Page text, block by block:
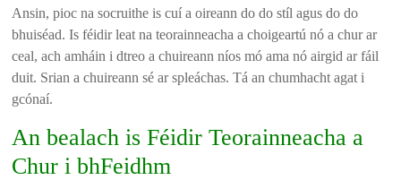
Ansin, pioc na socruithe is cuí a oireann do do stíl agus do do
bhuiséad. Is féidir leat na teorainneacha a choigeartú nó a chur ar
ceal, ach amháin i dtreo a chuireann níos mó ama nó airgid ar fáil
duit. Srian a chuireann sé ar spleáchas. Tá an chumhacht agat i
gcónaí.
An bealach is Féidir Teorainneacha a
Chur i bhFeidhm